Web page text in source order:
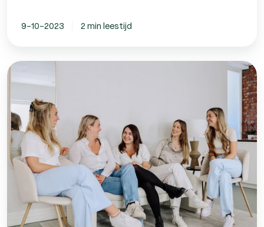
9-10-2023 2 min leestijd
HR
dienstverlening
van
Mettom:
That
Inner
Flame
koos
vertrouwen
voor!